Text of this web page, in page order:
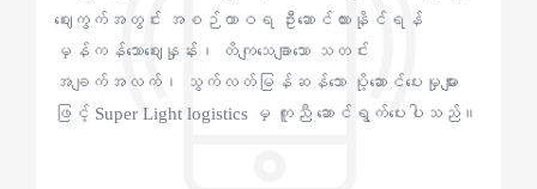
ဈေးကွက်အတွင်း အစဉ်ထာဝရ ဦးဆောင်ထားနိုင်ရန်
မှန်ကန်သောဈေးနှုန်း၊ တိကျသေချာသော သတင်း
အချက်အလက်၊ သွက်လတ်မြန်ဆန်သော ပို့ဆောင်ပေးမှုများ
ဖြင့် Super Light logistics မှ ကူညီ ဆောင်ရွက်ပေးပါသည်။